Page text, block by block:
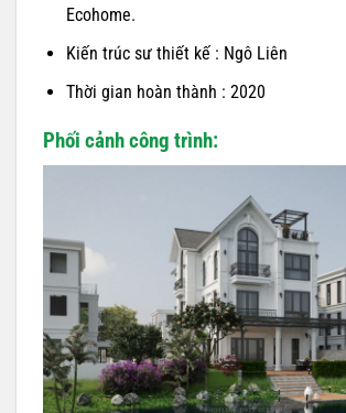
Ecohome.
Kiến trúc sư thiết kế : Ngô Liên
Thời gian hoàn thành : 2020
Phối cảnh công trình: